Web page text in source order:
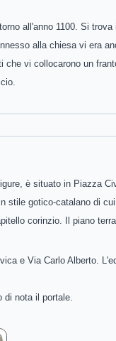
all'anno 1100. Si
alla chiesa vi era
vi collocarono un
è situato in Piazza
stile gotico-catalano di
corinzio. Il piano
e Via Carlo Alberto.
di nota il portale.